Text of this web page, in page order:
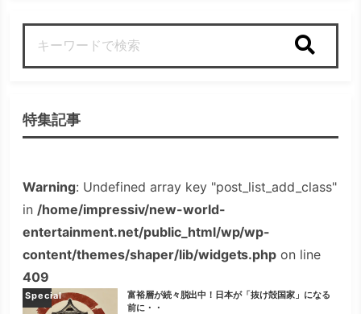
特集記事
Warning: Undefined array key "post_list_add_class"
in /home/impressiv/new-world-
entertainment.net/public_html/wp/wp-
content/themes/shaper/lib/widgets.php on line
409
Special
富裕層が続々脱出中！日本が「抜け殻国家」になる
前に・・